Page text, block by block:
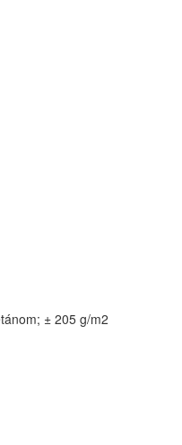
± 205 g/m2